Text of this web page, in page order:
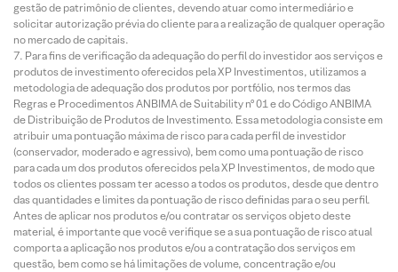
gestão de patrimônio de clientes, devendo atuar como intermediário e
solicitar autorização prévia do cliente para a realização de qualquer operação
no mercado de capitais.
Para fins de verificação da adequação do perfil do investidor aos serviços e
produtos de investimento oferecidos pela XP Investimentos, utilizamos a
metodologia de adequação dos produtos por portfólio, nos termos das
Regras e Procedimentos ANBIMA de Suitability nº 01 e do Código ANBIMA
de Distribuição de Produtos de Investimento. Essa metodologia consiste em
atribuir uma pontuação máxima de risco para cada perfil de investidor
(conservador, moderado e agressivo), bem como uma pontuação de risco
para cada um dos produtos oferecidos pela XP Investimentos, de modo que
todos os clientes possam ter acesso a todos os produtos, desde que dentro
das quantidades e limites da pontuação de risco definidas para o seu perfil.
Antes de aplicar nos produtos e/ou contratar os serviços objeto deste
material, é importante que você verifique se a sua pontuação de risco atual
comporta a aplicação nos produtos e/ou a contratação dos serviços em
questão, bem como se há limitações de volume, concentração e/ou